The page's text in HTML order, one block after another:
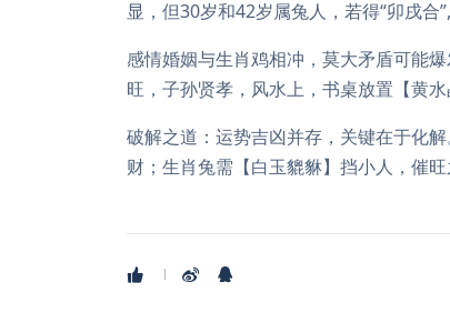
显，但30岁和42岁属兔人，若得“卯戌合
感情婚姻与生肖鸡相冲，莫大矛盾可能
旺，子孙贤孝，风水上，书桌放置【黄水
破解之道：运势吉凶并存，关键在于化
财；生肖兔需【白玉貔貅】挡小人，催旺